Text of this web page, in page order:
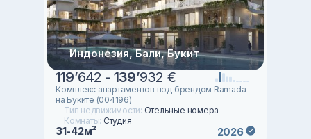
Индонезия, Бали, Букит
119’642 -139’932 €
Комплекс апартаментов под брендом Ramada
на Буките (004196)
Тип недвижимости: Отельные номера
Комнаты: Студия
31-42м² 2026